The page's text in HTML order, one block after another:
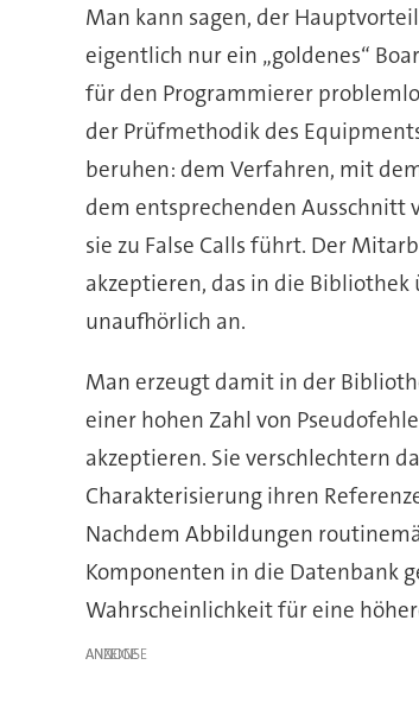
Man kann sagen, der
eigentlich nur ein „goldenes“
für den Programmierer
der Prüfmethodik des
beruhen: dem Verfahren, mit
dem entsprechenden Ausschnitt
sie zu False Calls führt. Der
akzeptieren, das in die
unaufhörlich an.
Man erzeugt damit in der
einer hohen Zahl von
akzeptieren. Sie verschlechtern
Charakterisierung ihren
Nachdem Abbildungen
Komponenten in die Datenbank
Wahrscheinlichkeit für eine
ANZEIGE